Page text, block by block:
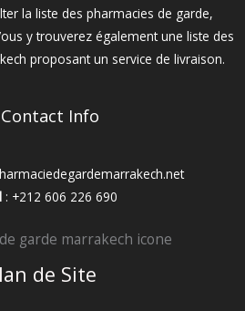
la liste des pharmacies de garde,
y trouverez également une liste des
proposant un service de livraison.
Contact Info
: +212 606 226 690
de Site